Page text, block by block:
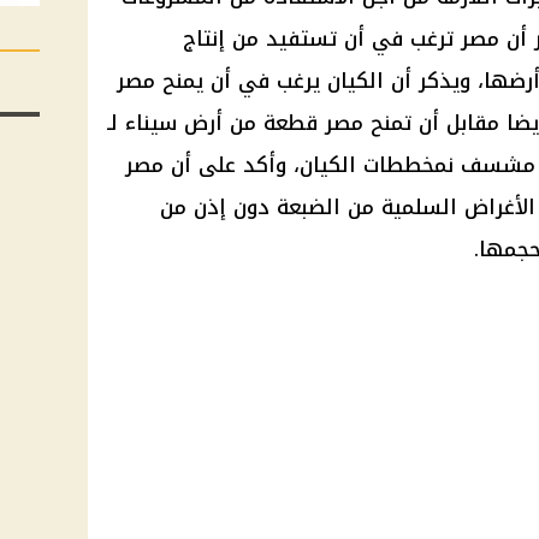
أن مصر ترغب في أن تستفيد من إنتاج
ويذكر أن الكيان يرغب في أن يمنح مصر
مقابل أن تمنح مصر قطعة من أرض سيناء لـ
نمخططات الكيان، وأكد على أن مصر
السلمية من الضبعة دون إذن من